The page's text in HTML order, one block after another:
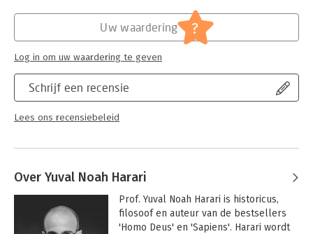
Schrijf een recensie
Lees ons recensiebeleid
Uw waardering ?
Log in om uw waardering te geven
Over Yuval Noah Harari
Prof. Yuval Noah Harari is historicus,
filosoof en auteur van de bestsellers
'Homo Deus' en 'Sapiens'. Harari wordt